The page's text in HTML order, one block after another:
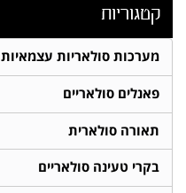
קטגוריות
מערכות סולאריות עצמאיות
פאנלים סולאריים
תאורה סולארית
בקרי טעינה סולאריים